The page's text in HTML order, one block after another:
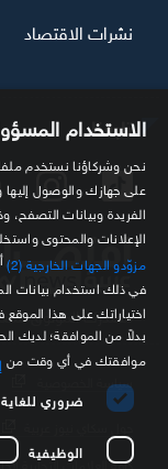
تابعنا
مصدرك الموثوق
نشرات الاقتصاد
سياسة الخصوصية
الاستخدام
نحن وشركاؤنا نستخدم
الفريدة وبيانات
الإعلانات والمحتوى
مزوّدو الجهات الخارجية (2)
في ذلك استخدام بيانات
اختياراتك على هذا
بدلاً من الموافقة؛ لديك
موافقتك في أي وقت من
ضروري للغاية
الوظيفية